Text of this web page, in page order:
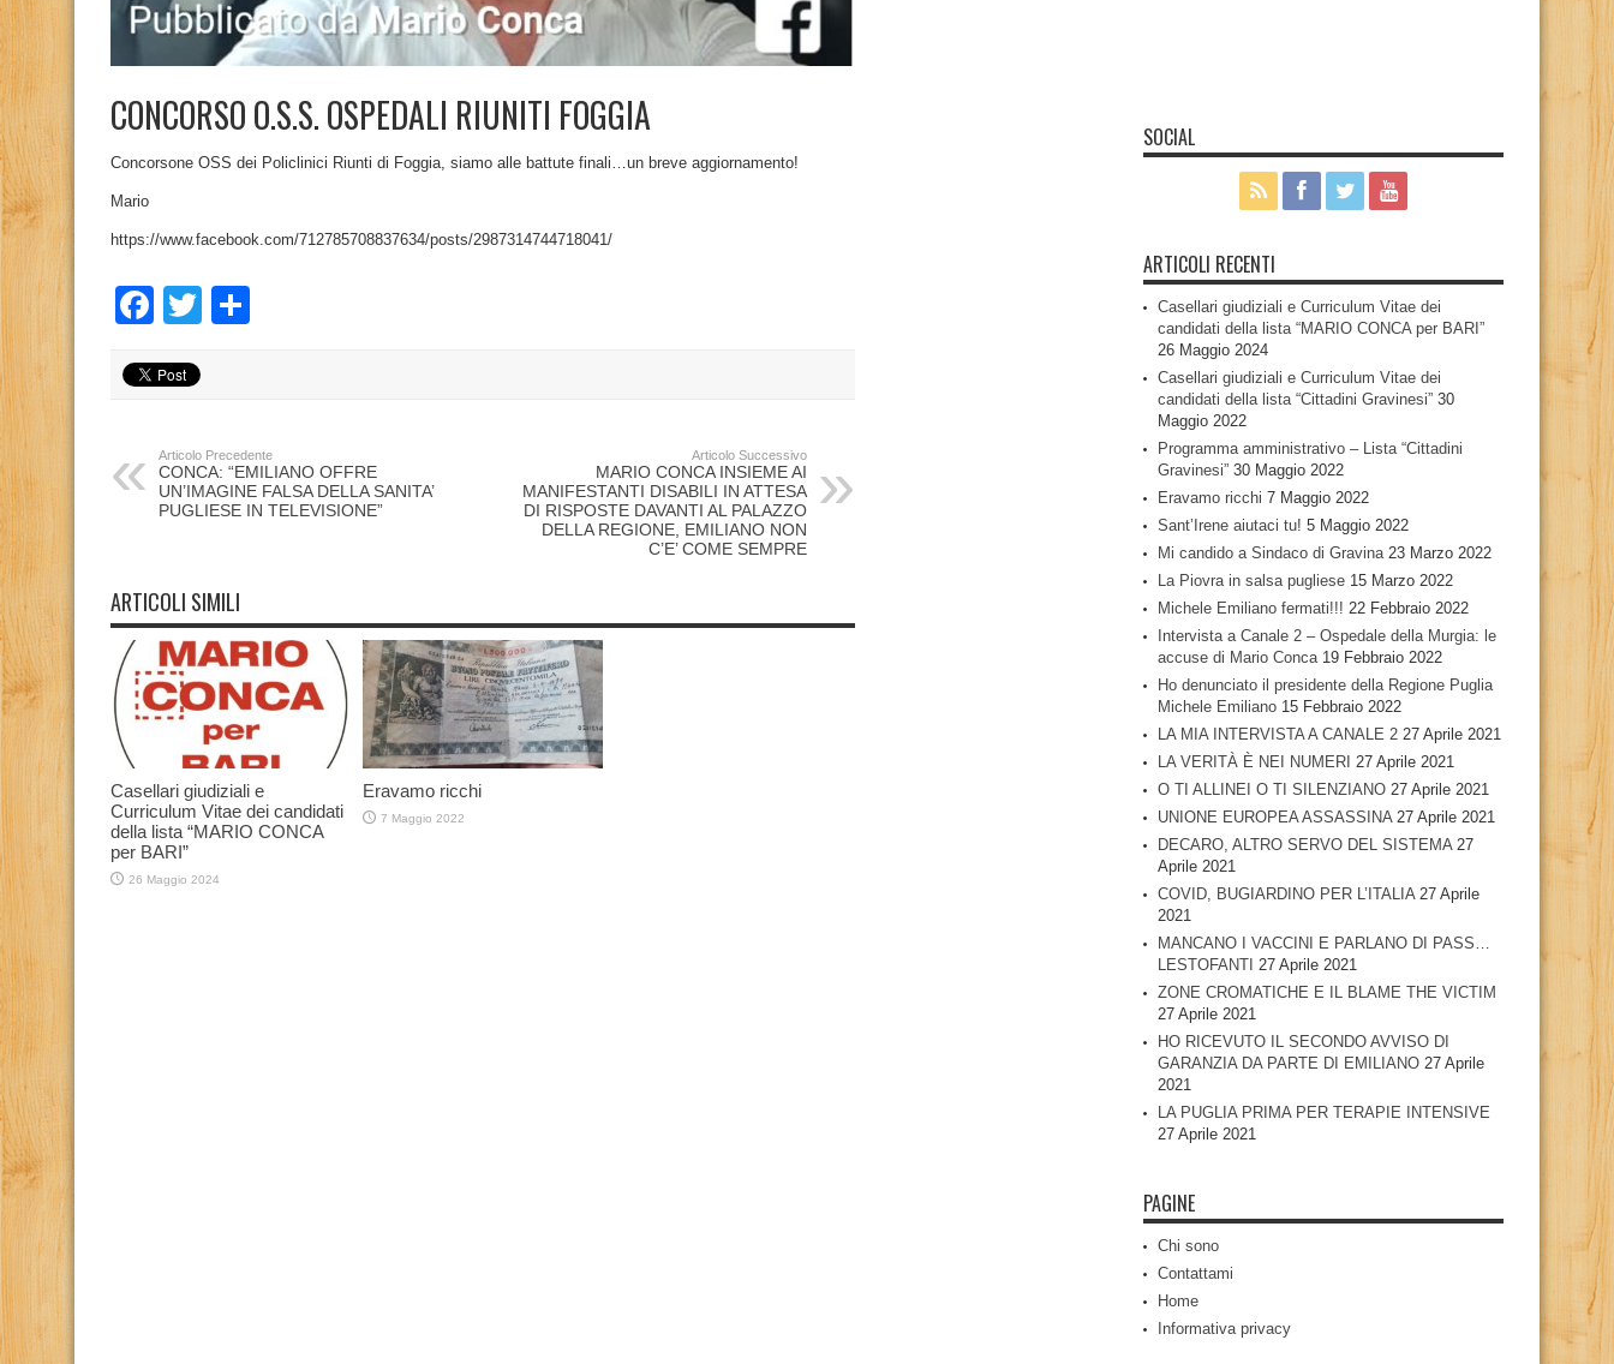
CONCORSO O.S.S. OSPEDALI RIUNITI FOGGIA
Concorsone OSS dei Policlinici Riunti di Foggia, siamo alle battute finali…un breve aggiornamento!
Mario
https://www.facebook.com/712785708837634/posts/2987314744718041/
Facebook
Twitter
Articolo Precedente
CONCA: “EMILIANO OFFRE
UN’IMAGINE FALSA DELLA SANITA’
PUGLIESE IN TELEVISIONE”
Articolo Successivo
MARIO CONCA INSIEME AI
MANIFESTANTI DISABILI IN ATTESA
DI RISPOSTE DAVANTI AL PALAZZO
DELLA REGIONE, EMILIANO NON
C’E’ COME SEMPRE
ARTICOLI SIMILI
Casellari giudiziali e
Curriculum Vitae dei candidati
della lista “MARIO CONCA
per BARI”
26 Maggio 2024
Eravamo ricchi
7 Maggio 2022
SOCIAL
ARTICOLI RECENTI
Casellari giudiziali e Curriculum Vitae dei
candidati della lista “MARIO CONCA per BARI”
26 Maggio 2024
Casellari giudiziali e Curriculum Vitae dei
candidati della lista “Cittadini Gravinesi” 30
Maggio 2022
Programma amministrativo – Lista “Cittadini
Gravinesi” 30 Maggio 2022
Eravamo ricchi 7 Maggio 2022
Sant’Irene aiutaci tu! 5 Maggio 2022
Mi candido a Sindaco di Gravina 23 Marzo 2022
La Piovra in salsa pugliese 15 Marzo 2022
Michele Emiliano fermati!!! 22 Febbraio 2022
Intervista a Canale 2 – Ospedale della Murgia: le
accuse di Mario Conca 19 Febbraio 2022
Ho denunciato il presidente della Regione Puglia
Michele Emiliano 15 Febbraio 2022
LA MIA INTERVISTA A CANALE 2 27 Aprile 2021
LA VERITÀ È NEI NUMERI 27 Aprile 2021
O TI ALLINEI O TI SILENZIANO 27 Aprile 2021
UNIONE EUROPEA ASSASSINA 27 Aprile 2021
DECARO, ALTRO SERVO DEL SISTEMA 27
Aprile 2021
COVID, BUGIARDINO PER L’ITALIA 27 Aprile
2021
MANCANO I VACCINI E PARLANO DI PASS…
LESTOFANTI 27 Aprile 2021
ZONE CROMATICHE E IL BLAME THE VICTIM
27 Aprile 2021
HO RICEVUTO IL SECONDO AVVISO DI
GARANZIA DA PARTE DI EMILIANO 27 Aprile
2021
LA PUGLIA PRIMA PER TERAPIE INTENSIVE
27 Aprile 2021
PAGINE
Chi sono
Contattami
Home
Informativa privacy